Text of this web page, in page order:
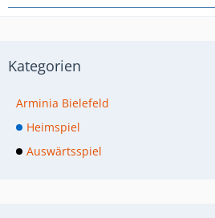
Kategorien
Arminia Bielefeld
Heimspiel
Auswärtsspiel